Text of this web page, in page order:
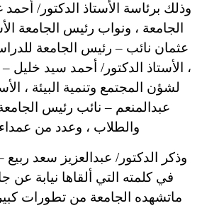
وذلك برئاسة الأستاذ الدكتور/
الجامعة ، ونواب رئيس الجامعة
عثمان نائب – رئيس الجامعة
، الأستاذ الدكتور/ أحمد سيد خليل
لشؤن المجتمع وتنمية البيئة ،
عبدالمنعم – نائب رئيس
والطلاب ، وعدد من
وذكر الدكتور/ عبدالعزيز سعد
في كلمته التي ألقاها نيابة عن
ماتشهده الجامعة من تطورات